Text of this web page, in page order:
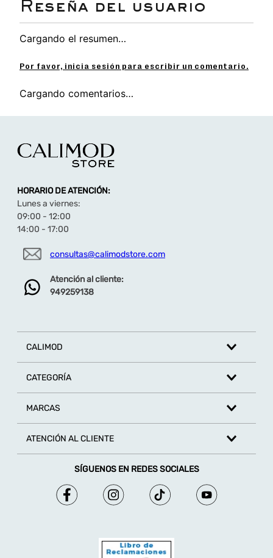
Cargando el resumen…
Por favor, inicia sesión para escribir un comentario.
Cargando comentarios…
HORARIO DE ATENCIÓN:
Lunes a viernes:
09:00 - 12:00
14:00 - 17:00
consultas@calimodstore.com
Atención al cliente:
949259138
CALIMOD
CATEGORÍA
MARCAS
ATENCIÓN AL CLIENTE
SÍGUENOS EN REDES SOCIALES